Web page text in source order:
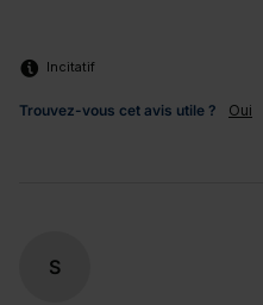
Incitatif
Trouvez-vous cet avis utile ? Oui
S